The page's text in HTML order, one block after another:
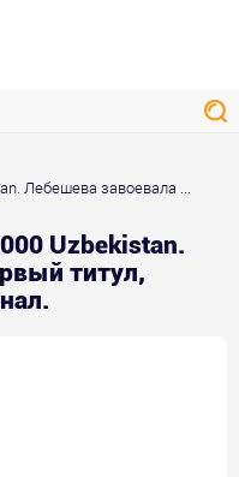
Лебешева завоевала ...
Uzbekistan.
титул,